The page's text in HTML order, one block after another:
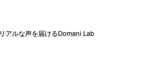
リアルな声を届けるDomani Lab